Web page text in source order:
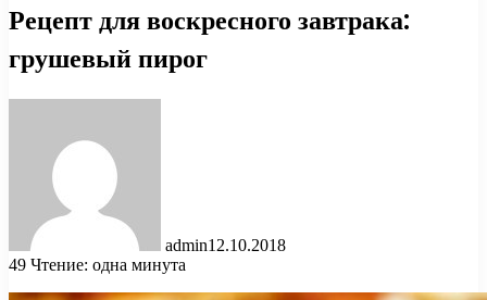
Рецепт для воскресного завтрака:
грушевый пирог
admin12.10.2018
49 Чтение: одна минута